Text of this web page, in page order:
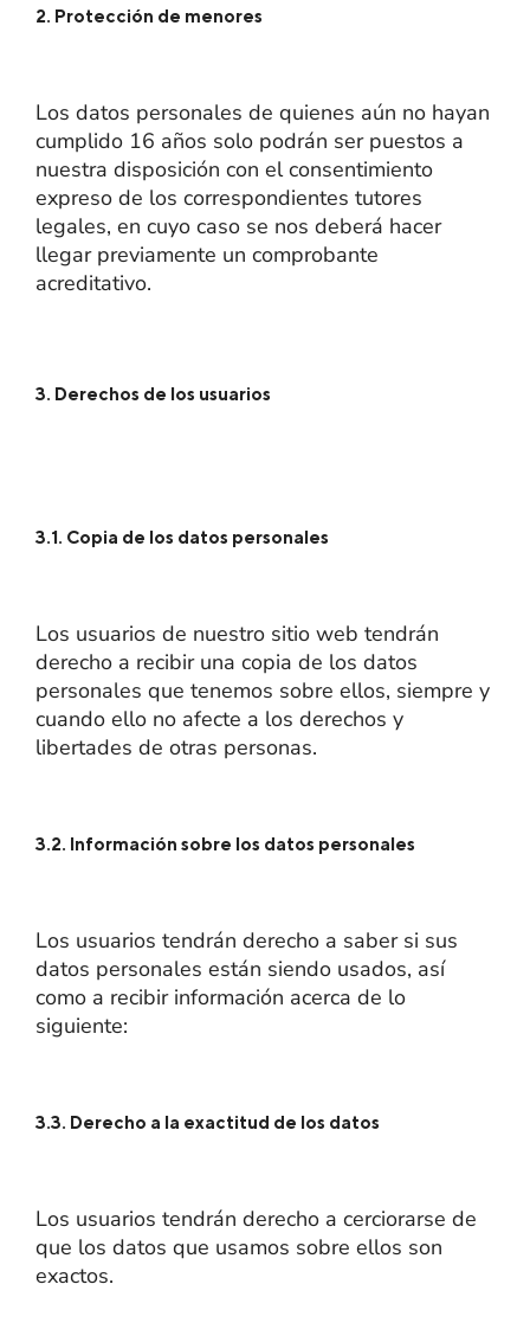
2. Protección de menores
Los datos personales de quienes aún no hayan
cumplido 16 años solo podrán ser puestos a
nuestra disposición con el consentimiento
expreso de los correspondientes tutores
legales, en cuyo caso se nos deberá hacer
llegar previamente un comprobante
acreditativo.
3. Derechos de los usuarios
3.1. Copia de los datos personales
Los usuarios de nuestro sitio web tendrán
derecho a recibir una copia de los datos
personales que tenemos sobre ellos, siempre y
cuando ello no afecte a los derechos y
libertades de otras personas.
3.2. Información sobre los datos personales
Los usuarios tendrán derecho a saber si sus
datos personales están siendo usados, así
como a recibir información acerca de lo
siguiente:
3.3. Derecho a la exactitud de los datos
Los usuarios tendrán derecho a cerciorarse de
que los datos que usamos sobre ellos son
exactos.